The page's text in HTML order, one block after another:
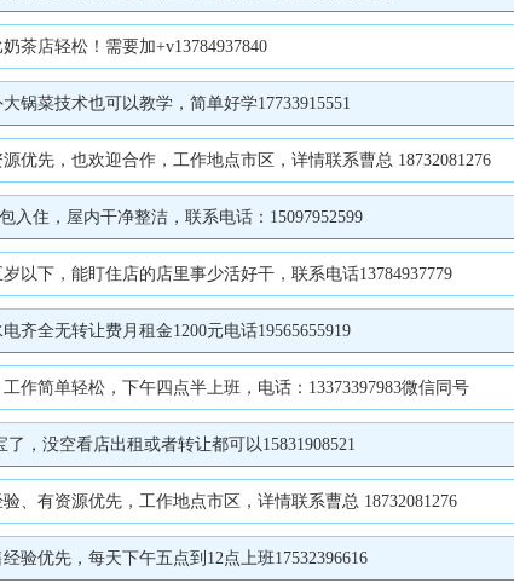
茶店轻松！需要加+v13784937840
锅菜技术也可以教学，简单好学17733915551
优先，也欢迎合作，工作地点市区，详情联系曹总 18732081276
住，屋内干净整洁，联系电话：15097952599
以下，能盯住店的店里事少活好干，联系电话13784937779
齐全无转让费月租金1200元电话19565655919
作简单轻松，下午四点半上班，电话：13373397983微信同号
，没空看店出租或者转让都可以15831908521
、有资源优先，工作地点市区，详情联系曹总 18732081276
验优先，每天下午五点到12点上班17532396616